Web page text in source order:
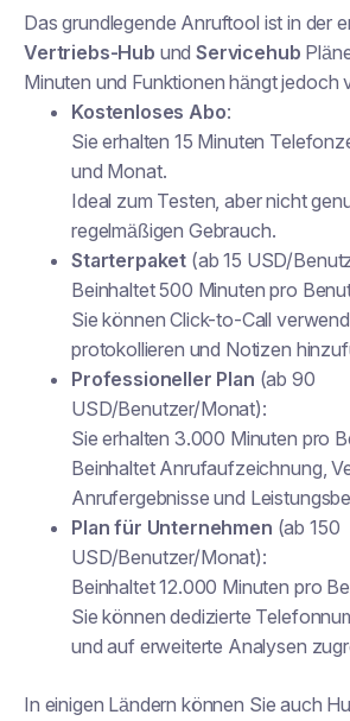
Das grundlegende Anruftool ist in der
Vertriebs-Hub undServicehub
Minuten und Funktionen hängt jedoch
Kostenloses Abo:
Sie erhalten 15 Minuten
und Monat.
Ideal zum Testen, aber nicht
regelmäßigen Gebrauch.
Starterpaket (ab 15 USD/
Beinhaltet 500 Minuten pro
Sie können Click-to-Call
protokollieren und Notizen
Professioneller Plan (ab 90
USD/Benutzer/Monat):
Sie erhalten 3.000 Minuten pro
Beinhaltet Anrufaufzeichnung,
Anrufergebnisse und
Plan für Unternehmen (ab 150
USD/Benutzer/Monat):
Beinhaltet 12.000 Minuten pro
Sie können dedizierte
und auf erweiterte Analysen
In einigen Ländern können Sie auch